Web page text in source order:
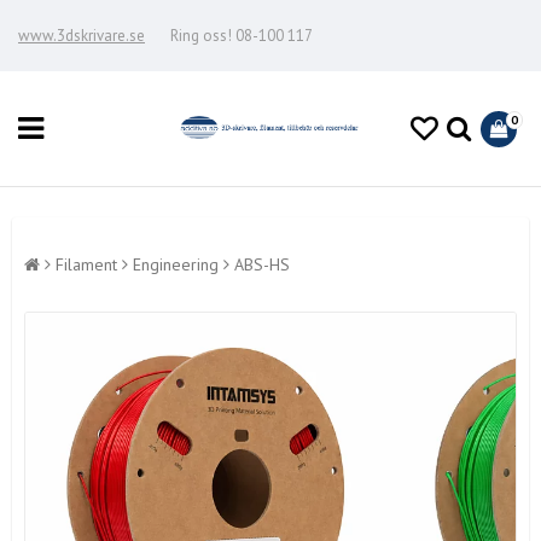
www.3dskrivare.se Ring oss! 08-100 117
0
Filament Engineering ABS-HS